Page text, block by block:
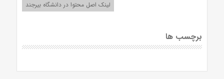
لینک اصل محتوا در دانشگاه بیرجند
برچسب ها